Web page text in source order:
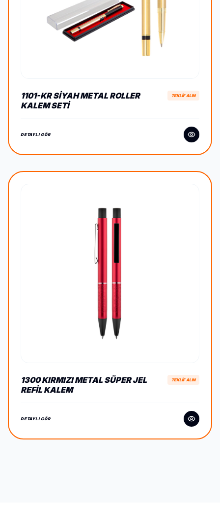
1101-KR SIYAH METAL ROLLER
KALEM SETI
TEKLİF ALIN
DETAYLI GÖR
1300 KIRMIZI METAL SÜPER JEL
REFIL KALEM
TEKLİF ALIN
DETAYLI GÖR